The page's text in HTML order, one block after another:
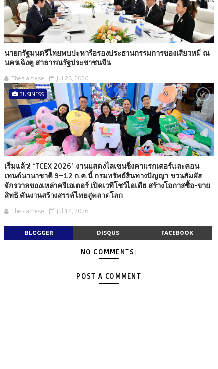
นายกรัฐมนตรีไทยพบปะหารือรองประธานกรรมการของเสียวหมี่ ณ
นครเฉิงตู สาธารณรัฐประชาชนจีน
Thesiamese Jul 28, 2026
BUSINESS
เริ่มแล้ว! “TCEX 2026” งานแสดงไลเซนซิ่งคาแรกเตอร์และคอน
เทนต์นานาชาติ 9–12 ก.ค.นี้ กรมทรัพย์สินทางปัญญา ชวนสัมผัส
จักรวาลของเหล่าครีเอเตอร์ เปิดเวทีโชว์ไอเดีย สร้างโอกาสซื้อ-ขาย
สิทธิ ดันงานสร้างสรรค์ไทยสู่ตลาดโลก
Thesiamese Jul 14, 2026
BLOGGER DISQUS FACEBOOK
NO COMMENTS:
POST A COMMENT